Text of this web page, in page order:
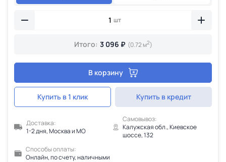
шт
Итого: 3 096 ₽ (0.72 м2)
В корзину
Купить в 1 клик Купить в кредит
Доставка:
1-2 дня, Москва и МО
Самовывоз:
Калужская обл., Киевское
шоссе, 132
Способы оплаты:
Онлайн, по счету, наличными